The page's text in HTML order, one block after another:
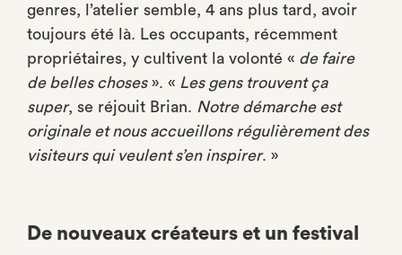
genres, l’atelier semble, 4 ans plus tard, avoir
toujours été là. Les occupants, récemment
propriétaires, y cultivent la volonté « de faire
de belles choses». « Les gens trouvent ça
super, se réjouit Brian.
Notre démarche est
originale et nous accueillons régulièrement des
visiteurs qui veulent s’en inspirer. »
De nouveaux créateurs et un festival